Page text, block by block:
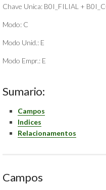
Chave Unica: B0I_FILIAL +
Modo: C
Modo Unid.: E
Modo Empr.: E
Sumario:
Campos
Indices
Relacionamentos
Campos